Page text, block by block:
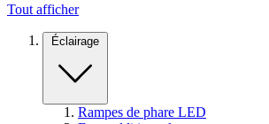
Tout afficher
Éclairage
Rampes de phare LED